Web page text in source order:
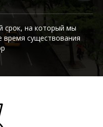
срок, на который мы
время существования